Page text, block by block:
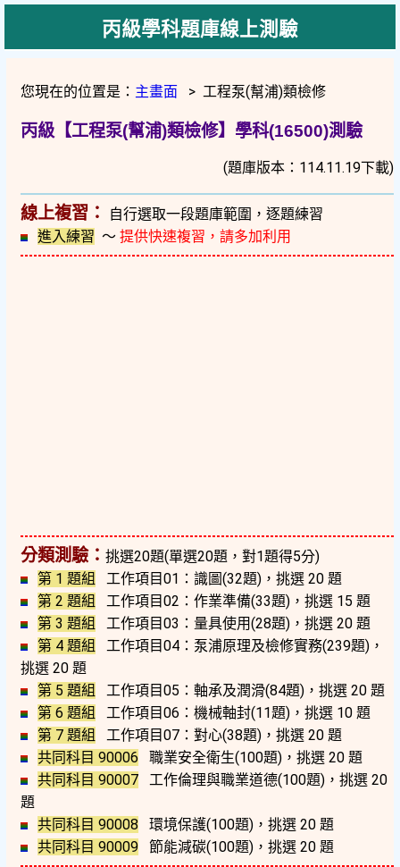
丙級學科題庫線上測驗
您現在的位置是： 主畫面 > 工程泵(幫浦)類檢修
丙級【工程泵(幫浦)類檢修】學科(16500)測驗
(題庫版本：114.11.19下載)
線上複習：
自行選取一段題庫範圍，逐題練習
進入練習 ～ 提供快速複習，請多加利用
分類測驗： 挑選20題(單選20題，對1題得5分)
第 1 題組
工作項目01：識圖(32題)，挑選 20 題
第 2 題組
工作項目02：作業準備(33題)，挑選 15 題
第 3 題組
工作項目03：量具使用(28題)，挑選 20 題
第 4 題組
工作項目04：泵浦原理及檢修實務(239題)，
挑選 20 題
第 5 題組
工作項目05：軸承及潤滑(84題)，挑選 20 題
第 6 題組
工作項目06：機械軸封(11題)，挑選 10 題
第 7 題組
工作項目07：對心(38題)，挑選 20 題
共同科目 90006
職業安全衛生(100題)，挑選 20 題
共同科目 90007
工作倫理與職業道德(100題)，挑選 20
題
共同科目 90008
環境保護(100題)，挑選 20 題
共同科目 90009
節能減碳(100題)，挑選 20 題